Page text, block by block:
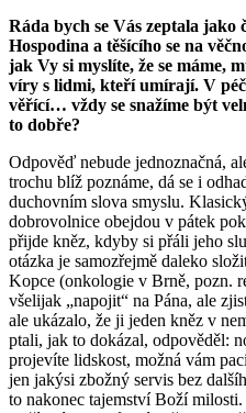
Ráda bych se Vás zeptala jako
Hospodina a těšícího se na
jak Vy si myslíte, že se máme,
víry s lidmi, kteří umírají. V
věřící… vždy se snažíme být
to dobře?
Odpověď nebude jednoznačná,
trochu blíž poznáme, dá se i
duchovním slova smyslu.
dobrovolnice obejdou v pátek
přijde kněz, kdyby si přáli jeho
otázka je samozřejmě daleko
Kopce (onkologie v Brně, pozn.
všelijak „napojit“ na Pána, ale
ale ukázalo, že ji jeden kněz v
ptali, jak to dokázal, odpověděl:
projevíte lidskost, možná vám
jen jakýsi zbožný servis bez
to nakonec tajemství Boží